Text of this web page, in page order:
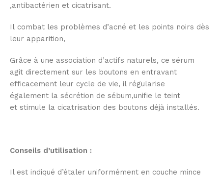
,antibactérien et cicatrisant.
Il combat les problèmes d’acné et les points noirs dès
leur apparition,
Grâce à une association d’actifs naturels, ce sérum
agit directement sur les boutons en entravant
efficacement leur cycle de vie, il régularise
également la sécrétion de sébum,unifie le teint
et stimule la cicatrisation des boutons déjà installés.
Conseils d’utilisation :
Il est indiqué d’étaler uniformément en couche mince